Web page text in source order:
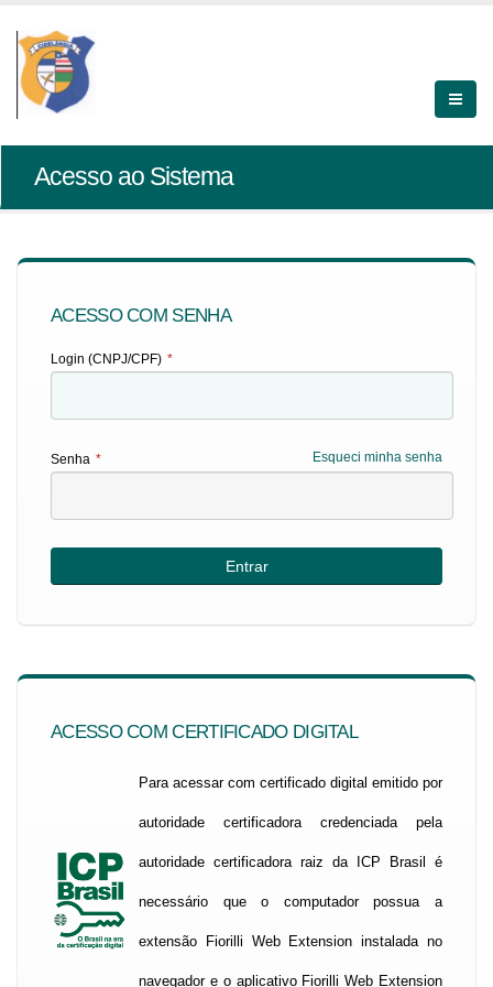
Acesso ao Sistema
ACESSO COM SENHA
Login (CNPJ/CPF) *
Esqueci minha senha
Senha *
ACESSO COM CERTIFICADO DIGITAL
Para acessar com certificado digital emitido por
autoridade certificadora credenciada pela
autoridade certificadora raiz da ICP Brasil é
necessário que o computador possua a
extensão Fiorilli Web Extension instalada no
navegador e o aplicativo Fiorilli Web Extension